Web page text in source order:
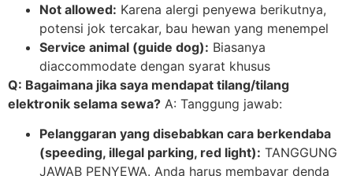
Not allowed: Karena alergi penyewa berikutnya,
potensi jok tercakar, bau hewan yang menempel
Service animal (guide dog): Biasanya
diaccommodate dengan syarat khusus
Q: Bagaimana jika saya mendapat tilang/tilang
elektronik selama sewa? A: Tanggung jawab:
Pelanggaran yang disebabkan cara berkendaba
(speeding, illegal parking, red light): TANGGUNG
JAWAB PENYEWA. Anda harus membayar denda